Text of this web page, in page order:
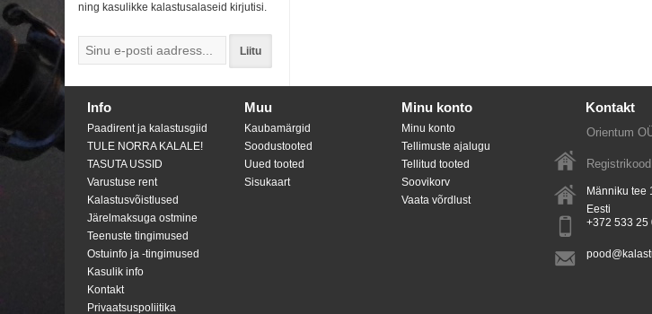
ning kasulikke kalastusalaseid kirjutisi.
Liitu
Info
Paadirent ja kalastusgiid
TULE NORRA KALALE!
TASUTA USSID
Varustuse rent
Kalastusvõistlused
Järelmaksuga ostmine
Teenuste tingimused
Ostuinfo ja -tingimused
Kasulik info
Kontakt
Privaatsuspoliitika
Muu
Kaubamärgid
Soodustooted
Uued tooted
Sisukaart
Minu konto
Minu konto
Tellimuste ajalugu
Tellitud tooted
Soovikorv
Vaata võrdlust
Kontakt
Orientum
Männiku tee
Eesti
+372 533 25